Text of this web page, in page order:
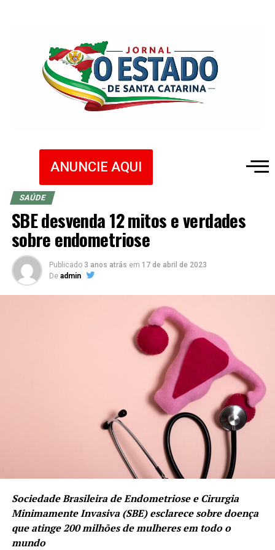
ANUNCIE AQUI
SAÚDE
SBE desvenda 12 mitos e verdades
sobre endometriose
Publicado 3 anos atrás em 17 de abril de 2023
De admin
Sociedade Brasileira de Endometriose e Cirurgia
Minimamente Invasiva (SBE) esclarece sobre doença
que atinge 200 milhões de mulheres em todo o
mundo